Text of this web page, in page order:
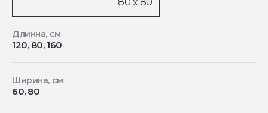
Длинна, см
120, 80, 160
Ширина, см
60, 80